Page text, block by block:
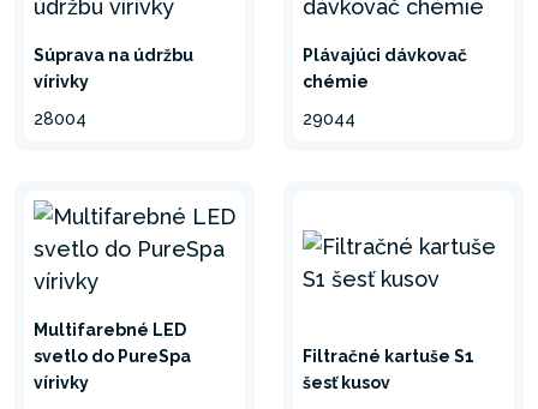
Súprava na údržbu
vírivky
28004
Plávajúci dávkovač
chémie
29044
Multifarebné LED
svetlo do PureSpa
vírivky
Filtračné kartuše S1
šesť kusov